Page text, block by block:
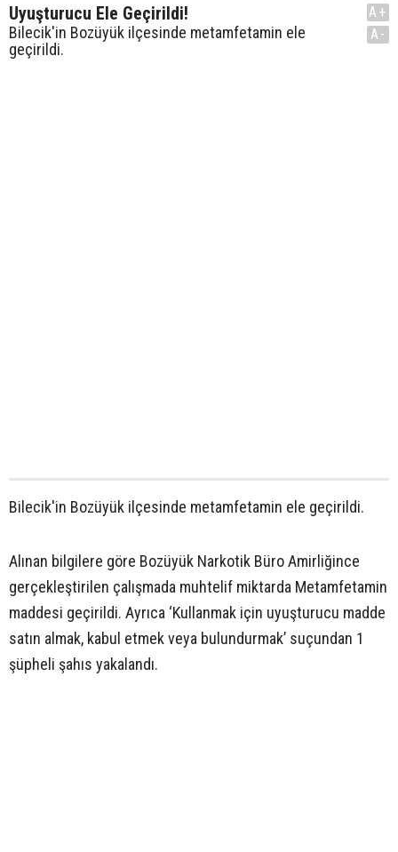
Uyuşturucu Ele Geçirildi!
Bilecik'in Bozüyük ilçesinde metamfetamin ele
geçirildi.
A+
A-
Bilecik'in Bozüyük ilçesinde metamfetamin ele geçirildi.
Alınan bilgilere göre Bozüyük Narkotik Büro Amirliğince
gerçekleştirilen çalışmada muhtelif miktarda Metamfetamin
maddesi geçirildi. Ayrıca ‘Kullanmak için uyuşturucu madde
satın almak, kabul etmek veya bulundurmak’ suçundan 1
şüpheli şahıs yakalandı.